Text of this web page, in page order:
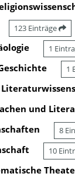
123 Einträge
1
1
und
8
10